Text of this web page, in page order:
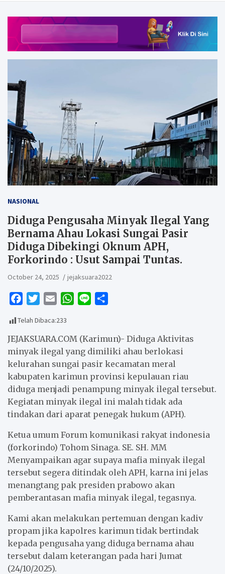
NASIONAL
Diduga Pengusaha Minyak Ilegal Yang
Bernama Ahau Lokasi Sungai Pasir
Diduga Dibekingi Oknum APH,
Forkorindo : Usut Sampai Tuntas.
October 24, 2025 jejaksuara2022
c
e
b
o
o
k
i
t
t
e
r
a
i
l
W
t
s
A
p
p
e
r
e
Telah Dibaca:233
JEJAKSUARA.COM (Karimun)- Diduga Aktivitas
minyak ilegal yang dimiliki ahau berlokasi
kelurahan sungai pasir kecamatan meral
kabupaten karimun provinsi kepulauan riau
diduga menjadi penampung minyak ilegal tersebut.
Kegiatan minyak ilegal ini malah tidak ada
tindakan dari aparat penegak hukum (APH).
Ketua umum Forum komunikasi rakyat indonesia
(forkorindo) Tohom Sinaga. SE. SH. MM
Menyampaikan agar supaya mafia minyak ilegal
tersebut segera ditindak oleh APH, karna ini jelas
menangtang pak presiden prabowo akan
pemberantasan mafia minyak ilegal, tegasnya.
Kami akan melakukan pertemuan dengan kadiv
propam jika kapolres karimun tidak bertindak
kepada pengusaha yang diduga bernama ahau
tersebut dalam keterangan pada hari Jumat
(24/10/2025).